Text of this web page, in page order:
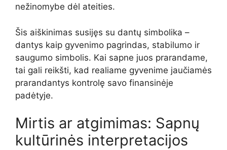
nežinomybe dėl ateities.
Šis aiškinimas susijęs su dantų simbolika –
dantys kaip gyvenimo pagrindas, stabilumo ir
saugumo simbolis. Kai sapne juos prarandame,
tai gali reikšti, kad realiame gyvenime jaučiamės
prarandantys kontrolę savo finansinėje
padėtyje.
Mirtis ar atgimimas: Sapnų
kultūrinės interpretacijos